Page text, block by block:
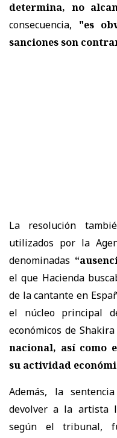
determina, no
consecuencia, "es
sanciones son
La resolución
utilizados por la
denominadas
el que Hacienda
de la cantante en
el núcleo principal
económicos de Shakira
nacional, así como
su actividad
Además, la
devolver a la artista
según el tribunal,